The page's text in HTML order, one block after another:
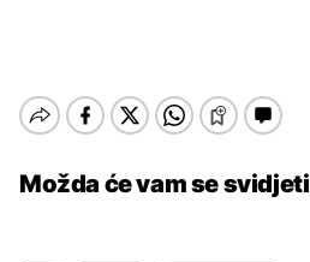
Možda će vam se svidjeti